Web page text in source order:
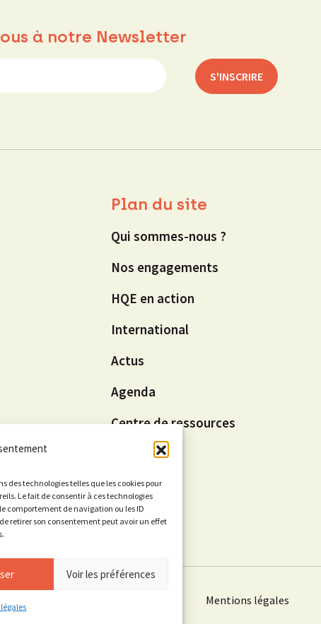
des technologies telles que les cookies pour
Le fait de consentir à ces technologies
comportement de navigation ou les ID
retirer son consentement peut avoir un effet
Voir les préférences
à notre Newsletter
Plan du site
Qui sommes-nous ?
Nos engagements
HQE en action
International
Actus
Agenda
Centre de ressources
Mentions légales